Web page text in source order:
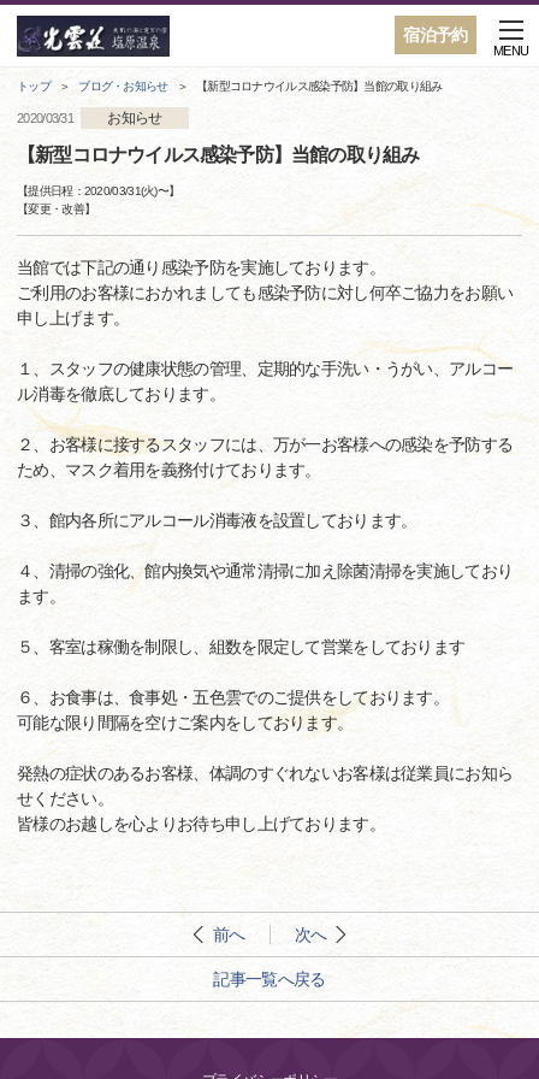
宿泊予約
MENU
トップ ブログ・お知らせ 【新型コロナウイルス感染予防】当館の取り組み
2020/03/31 お知らせ
【新型コロナウイルス感染予防】当館の取り組み
【提供日程：2020/03/31(火)〜】
【変更・改善】
当館では下記の通り感染予防を実施しております。
ご利用のお客様におかれましても感染予防に対し何卒ご協力をお願い
申し上げます。
１、スタッフの健康状態の管理、定期的な手洗い・うがい、アルコー
ル消毒を徹底しております。
２、お客様に接するスタッフには、万が一お客様への感染を予防する
ため、マスク着用を義務付けております。
３、館内各所にアルコール消毒液を設置しております。
４、清掃の強化、館内換気や通常清掃に加え除菌清掃を実施しており
ます。
５、客室は稼働を制限し、組数を限定して営業をしております
６、お食事は、食事処・五色雲でのご提供をしております。
可能な限り間隔を空けご案内をしております。
発熱の症状のあるお客様、体調のすぐれないお客様は従業員にお知ら
せください。
皆様のお越しを心よりお待ち申し上げております。
前へ 次へ
記事一覧へ戻る